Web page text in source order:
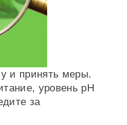
и принять меры.
уровень pH
за